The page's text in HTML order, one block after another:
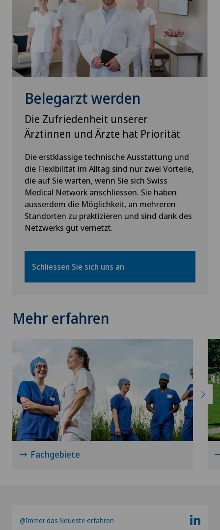
Schilddrüsenchirurgie (Endokrine Chirurgie)
Schmerztherapie
Sportmedizin
Urogynäkologie
Urologie
VELYS™
Viszeralchirurgie
Belegarzt werden
Die Zufriedenheit unserer
Ärztinnen und Ärzte hat Priorität
Die erstklassige technische Ausstattung und
die Flexibilität im Alltag sind nur zwei Vorteile,
die auf Sie warten, wenn Sie sich Swiss
Medical Network anschliessen. Sie haben
ausserdem die Möglichkeit, an mehreren
Standorten zu praktizieren und sind dank des
Netzwerks gut vernetzt.
Schliessen Sie sich uns an
Mehr erfahren
Fachgebiete
@Immer das Neueste erfahren